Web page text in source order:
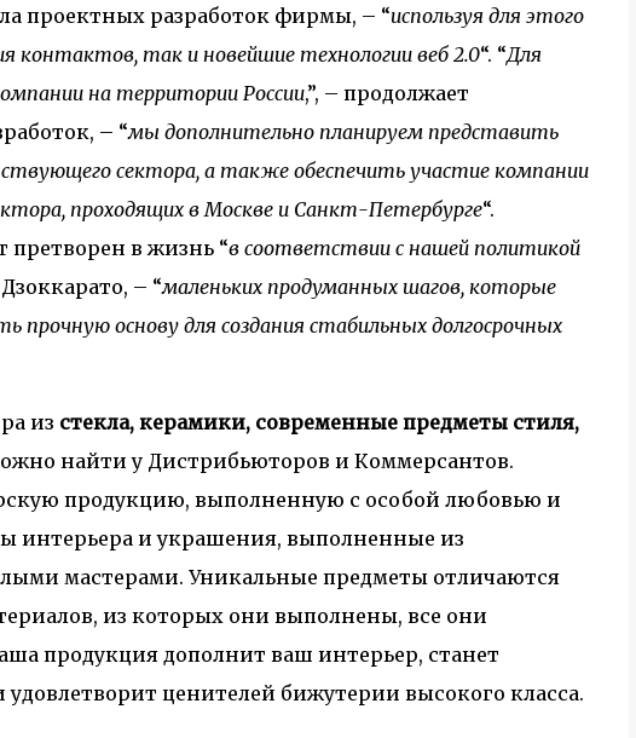
проектных разработок фирмы, – “используя для этого
контактов, так и новейшие технологии веб 2.0“. “Для
на территории России,”, – продолжает
– “мы дополнительно планируем представить
сектора, а также обеспечить участие компании
проходящих в Москве и Санкт-Петербурге“.
в жизнь “в соответствии с нашей политикой
– “маленьких продуманных шагов, которые
прочную основу для создания стабильных долгосрочных
из стекла, керамики, современные предметы стиля,
найти у Дистрибьюторов и Коммерсантов.
продукцию, выполненную с особой любовью и
интерьера и украшения, выполненные из
мастерами. Уникальные предметы отличаются
из которых они выполнены, все они
продукция дополнит ваш интерьер, станет
ценителей бижутерии высокого класса.